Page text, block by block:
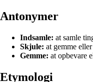
Antonymer
Indsamle: at samle
Skjule: at gemme
Gemme: at opbevare
Etymologi